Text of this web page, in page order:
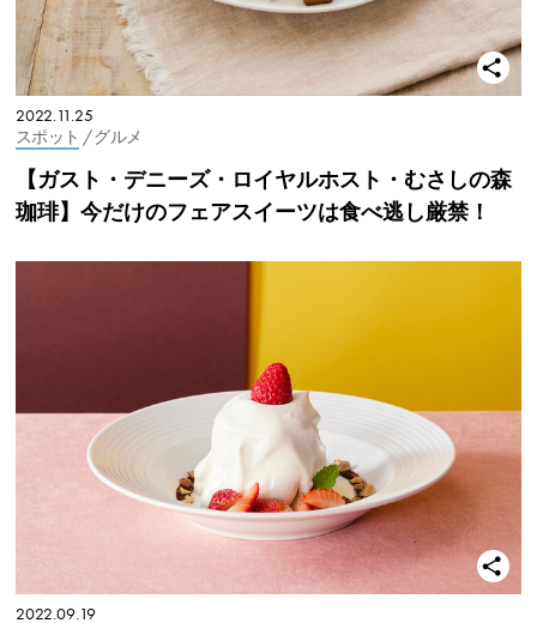
2022.11.25
スポット / グルメ
【ガスト・デニーズ・ロイヤルホスト・むさしの森
珈琲】今だけのフェアスイーツは食べ逃し厳禁！
2022.09.19